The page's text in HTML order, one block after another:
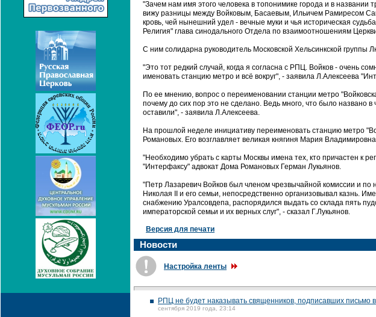
"Зачем нам имя этого человека в топонимике города и в
вижу разницы между Войковым, Басаевым, Ильичем Рамиресом
кровь, чей нынешний удел - вечные муки и чья историческая
Религия" глава синодального Отдела по взаимоотношениям
С ним солидарна руководитель Московской Хельсинкской группы
"Это тот редкий случай, когда я согласна с РПЦ. Войков - очень
именовать станцию метро и всё вокруг", - заявила Л.Алексеева
По ее мнению, вопрос о переименовании станции метро
почему до сих пор это не сделано. Ведь много, что было названо
оставили", - заявила Л.Алексеева.
На прошлой неделе инициативу переименовать станцию метро
Романовых. Его возглавляет великая княгиня Мария
"Необходимо убрать с карты Москвы имена тех, кто причастен к
"Интерфаксу" адвокат Дома Романовых Герман Лукьянов.
"Петр Лазаревич Войков был членом чрезвычайной комиссии и по
Николая II и его семьи, непосредственно организовывал казнь.
снабжению Уралсовдепа, распорядился выдать со склада пять
императорской семьи и их верных слуг", - сказал Г.Лукьянов.
Версия для печати
Новости
Настройка ленты
РПЦ не будет наказывать священников, подписавших письмо
сентября 2019 года, 23:14